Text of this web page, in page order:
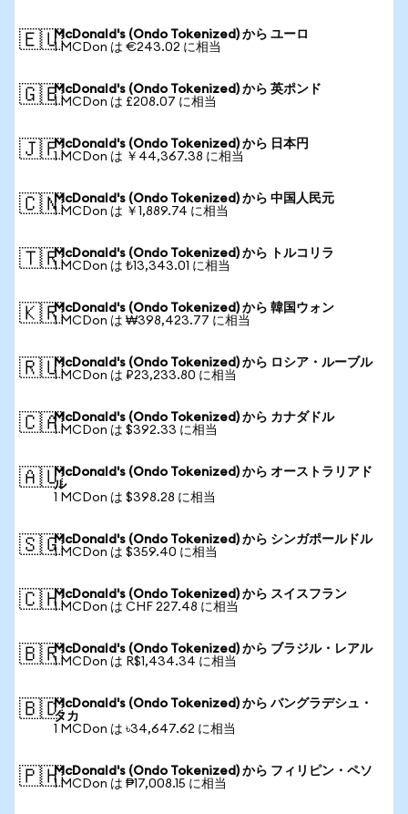
🇪🇺McDonald's (Ondo Tokenized) から ユーロ
1 MCDon は €243.02 に相当
🇬🇧McDonald's (Ondo Tokenized) から 英ポンド
1 MCDon は £208.07 に相当
🇯🇵McDonald's (Ondo Tokenized) から 日本円
1 MCDon は ￥44,367.38 に相当
🇨🇳McDonald's (Ondo Tokenized) から 中国人民元
1 MCDon は ￥1,889.74 に相当
🇹🇷McDonald's (Ondo Tokenized) から トルコリラ
1 MCDon は ₺13,343.01 に相当
🇰🇷McDonald's (Ondo Tokenized) から 韓国ウォン
1 MCDon は ₩398,423.77 に相当
🇷🇺McDonald's (Ondo Tokenized) から ロシア・ルーブル
1 MCDon は ₽23,233.80 に相当
🇨🇦McDonald's (Ondo Tokenized) から カナダドル
1 MCDon は $392.33 に相当
🇦🇺McDonald's (Ondo Tokenized) から オーストラリアド
ル
1 MCDon は $398.28 に相当
🇸🇬McDonald's (Ondo Tokenized) から シンガポールドル
1 MCDon は $359.40 に相当
🇨🇭McDonald's (Ondo Tokenized) から スイスフラン
1 MCDon は CHF 227.48 に相当
🇧🇷McDonald's (Ondo Tokenized) から ブラジル・レアル
1 MCDon は R$1,434.34 に相当
🇧🇩McDonald's (Ondo Tokenized) から バングラデシュ・
タカ
1 MCDon は ৳34,647.62 に相当
🇵🇭McDonald's (Ondo Tokenized) から フィリピン・ペソ
1 MCDon は ₱17,008.15 に相当